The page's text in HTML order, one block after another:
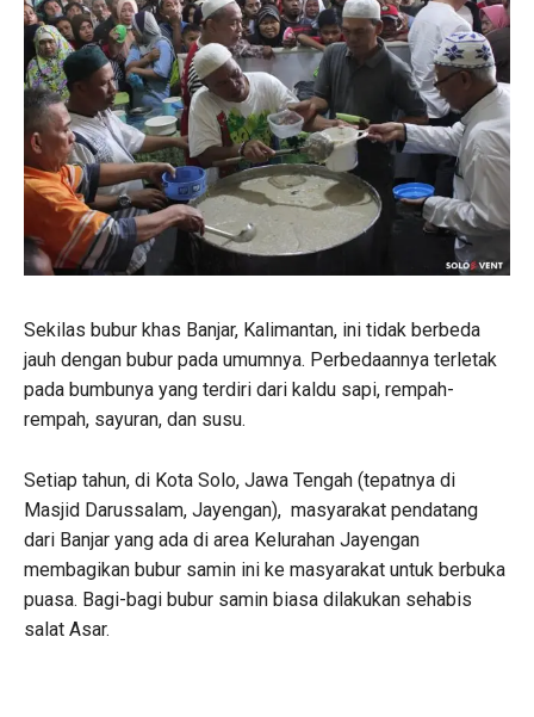
Sekilas bubur khas Banjar, Kalimantan, ini tidak berbeda
jauh dengan bubur pada umumnya. Perbedaannya terletak
pada bumbunya yang terdiri dari kaldu sapi, rempah-
rempah, sayuran, dan susu.
Setiap tahun, di Kota Solo, Jawa Tengah (tepatnya di
Masjid Darussalam, Jayengan), masyarakat pendatang
dari Banjar yang ada di area Kelurahan Jayengan
membagikan bubur samin ini ke masyarakat untuk berbuka
puasa. Bagi-bagi bubur samin biasa dilakukan sehabis
salat Asar.